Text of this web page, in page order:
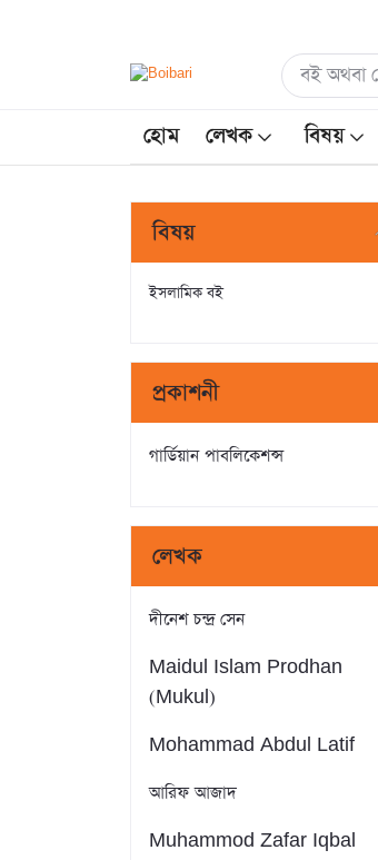
হোম লেখক বিষয়
বিষয়
ইসলামিক বই
প্রকাশনী
গার্ডিয়ান পাবলিকেশন্স
লেখক
দীনেশ চন্দ্র সেন
Maidul Islam Prodhan
(Mukul)
Mohammad Abdul Latif
আরিফ আজাদ
Muhammod Zafar Iqbal